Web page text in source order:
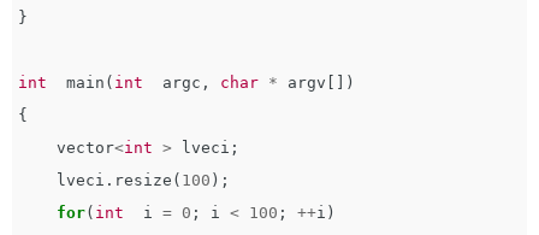
}
int main ( int argc , char * argv [])
{
vector<int > lveci ;
lveci . resize ( 100 );
for( int i = 0 ; i < 100 ; ++i )